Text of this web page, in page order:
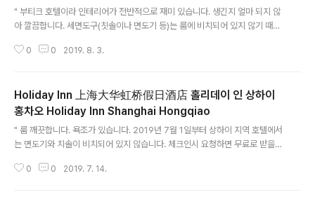
" 부티크 호텔이라 인테리어가 전반적으로 재미 있습니다. 생긴지 얼마 되지 않
아 깔끔합니다. 세면도구(칫솔이나 면도기 등)는 룸에 비치되어 있지 않기 때문
항에서 도보로 걸어오기에는 땀나고, 택시타고 오쟈니 5분 거리이고 너무 애매
Indigo Shanghai Hongqiao 上海虹桥英迪格酒店 호텔 깔끔합니다. 조
식도 괜찮구요.. 인테리어 또한 훌륭합니다. 단지, 홍차오 공항에서 가기가 너무
힘이 드립니다. 택시를 타니 너무 가깝다고 택시기사라 투털 거..
0 0 2019. 8. 3.
Holiday Inn 上海大华虹桥假日酒店 홀리데이 인 상하이
홍차오 Holiday Inn Shanghai Hongqiao
" 룸 깨끗합니다. 욕조가 있습니다. 2019년 7월 1일부터 상하이 지역 호텔에서
는 면도기와 치솔이 비치되어 있지 않습니다. 체크인시 요청하면 무료로 받을
한국 식당 거리까지 택시로 약 30분 거리에 위치해 있습니다. " 2017/10/07 -
0 0 2019. 7. 14.